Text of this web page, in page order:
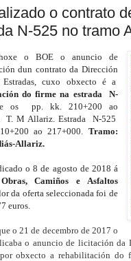
o contrato
N-525 no tramo
o BOE o anuncio de
dun contrato da Dirección
cuxo obxecto é a
do firme na estrada N-
os pp. kk. 210+200 ao
T. M Allariz. Estrada N-525
ao 217+000. Tramo:
Allariz.
o 8 de agosto de 2018 á
Obras, Camiños e Asfaltos
da oferta seleccionada foi de
euros.
o 21 de decembro de 2017 o
o anuncio de licitación da
obxecto a rehabilitación do